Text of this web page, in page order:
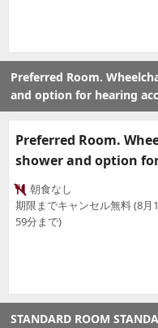
Preferred Room.
and option for hearing
Preferred Room.
shower and option
朝食なし
期限までキャンセル無料 (8月
59分まで)
STANDARD ROOM